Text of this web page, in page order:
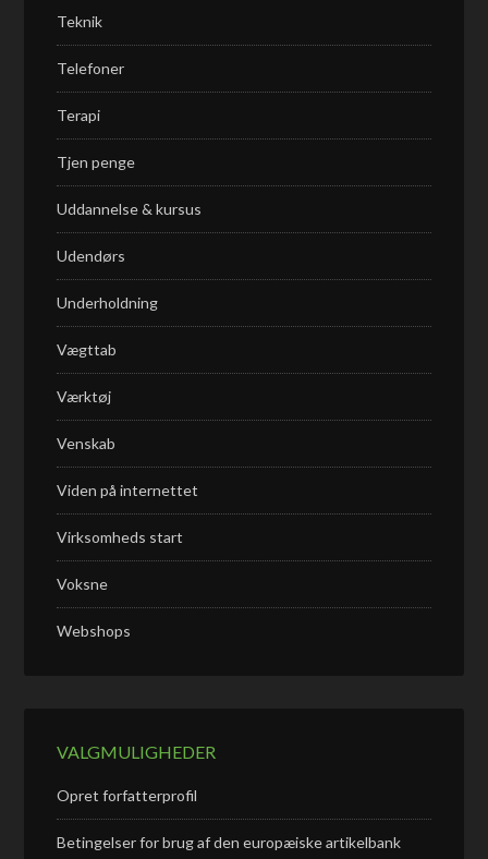
Teknik
Telefoner
Terapi
Tjen penge
Uddannelse & kursus
Udendørs
Underholdning
Vægttab
Værktøj
Venskab
Viden på internettet
Virksomheds start
Voksne
Webshops
VALGMULIGHEDER
Opret forfatterprofil
Betingelser for brug af den europæiske artikelbank